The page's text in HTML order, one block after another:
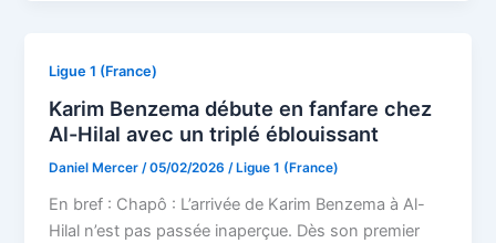
Ligue 1 (France)
Karim Benzema débute en fanfare chez
Al-Hilal avec un triplé éblouissant
Daniel Mercer/05/02/2026/ Ligue 1 (France)
En bref : Chapô : L’arrivée de Karim Benzema à Al-
Hilal n’est pas passée inaperçue. Dès son premier